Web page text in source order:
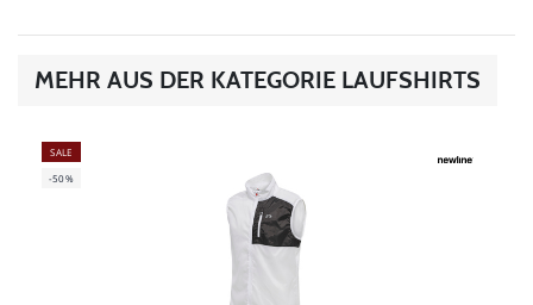
MEHR AUS DER KATEGORIE LAUFSHIRTS
SALE
-50%